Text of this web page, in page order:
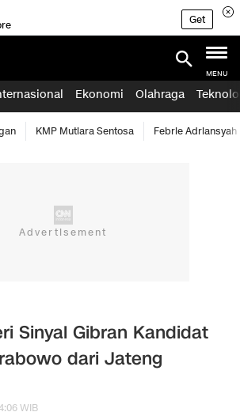
Get
MENU
Ekonomi Olahraga
KMP Mutiara Sentosa Febrie Adriansyah
Sinyal Gibran Kandidat
dari Jateng
WIB